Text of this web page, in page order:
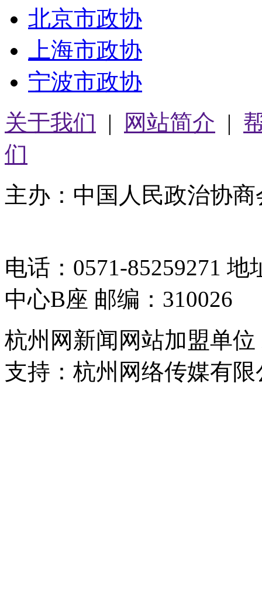
北京市政协
上海市政协
宁波市政协
关于我们 | 网站简介 |
们
主办：中国人民政治协
电话：0571-85259271
中心B座 邮编：310026
杭州网新闻网站加盟单
支持：杭州网络传媒有限